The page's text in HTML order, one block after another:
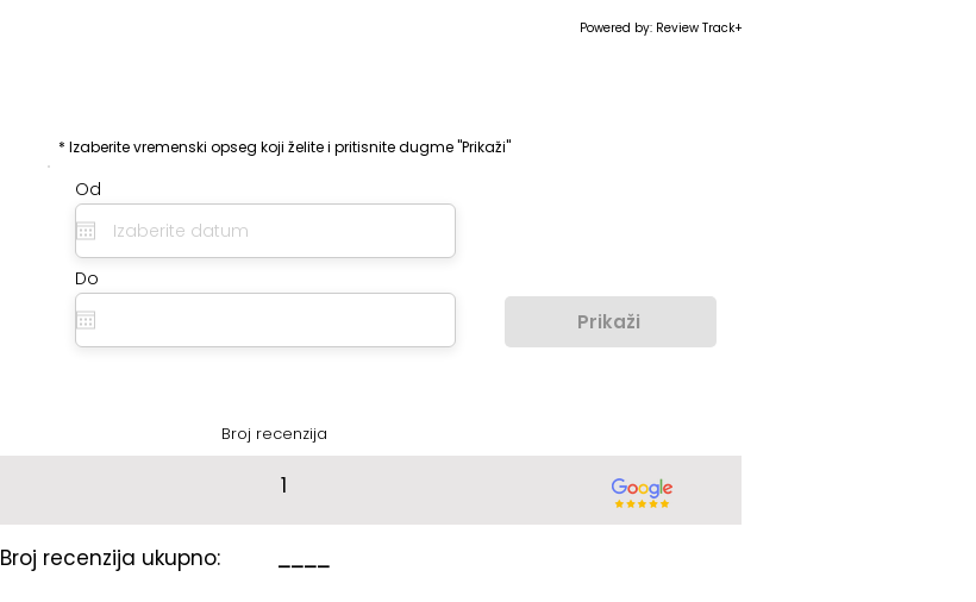
Powered by: Review Track+
* Izaberite vremenski opseg koji želite i pritisnite dugme "Prikaži"
Od
Do
Prikaži
Broj recenzija
1
Broj recenzija ukupno: ____